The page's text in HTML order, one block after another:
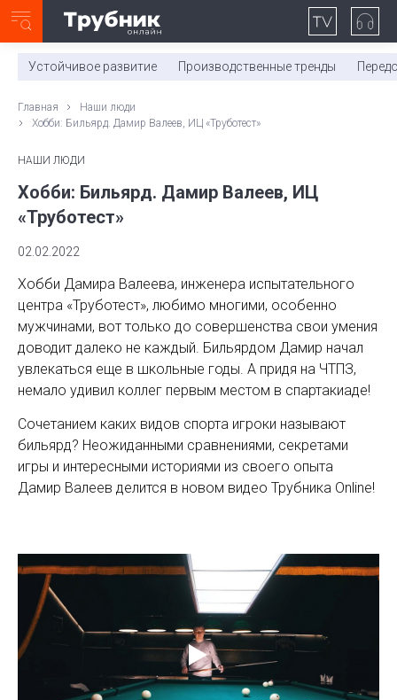
0:00/ 11:03
Устойчивое развитие Производственные тренды
Главная
Наши люди
Хобби: Бильярд. Дамир Валеев, ИЦ «Труботест»
НАШИ ЛЮДИ
Хобби: Бильярд. Дамир Валеев, ИЦ
«Труботест»
02.02.2022
Хобби Дамира Валеева, инженера испытательного
центра «Труботест», любимо многими, особенно
мужчинами, вот только до совершенства свои умения
доводит далеко не каждый. Бильярдом Дамир начал
увлекаться еще в школьные годы. А придя на ЧТПЗ,
немало удивил коллег первым местом в спартакиаде!
Сочетанием каких видов спорта игроки называют
бильярд? Неожиданными сравнениями, секретами
игры и интересными историями из своего опыта
Дамир Валеев делится в новом видео Трубника Online!